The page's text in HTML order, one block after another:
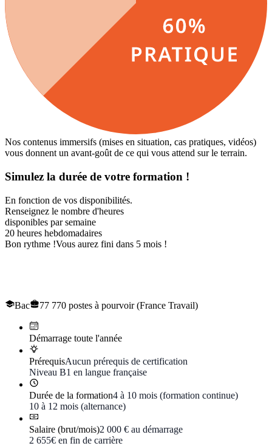
Nos contenus immersifs (mises en situation, cas pratiques, vidéos)
vous donnent un avant-goût de ce qui vous attend sur le terrain.
Simulez la durée de votre formation !
En fonction de vos disponibilités.
Renseignez le nombre d'heures
disponibles par semaine
20 heures hebdomadaires
Bon rythme !Vous aurez fini dans 5 mois !
Bac 77 770 postes à pourvoir (France Travail)
Démarrage toute l'année
PrérequisAucun prérequis de certification
Niveau B1 en langue française
Durée de la formation4 à 10 mois (formation continue)
10 à 12 mois (alternance)
Salaire (brut/mois)2 000 € au démarrage
2 655€ en fin de carrière